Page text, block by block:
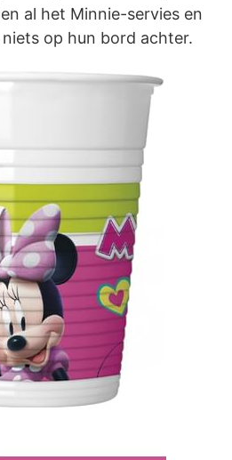
en al het Minnie-servies en
op hun bord achter.